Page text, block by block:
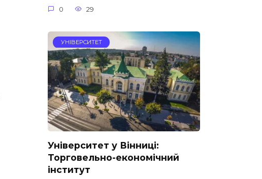
0 29
УНІВЕРСИТЕТ
Університет у Вінниці:
Торговельно-економічний
інститут